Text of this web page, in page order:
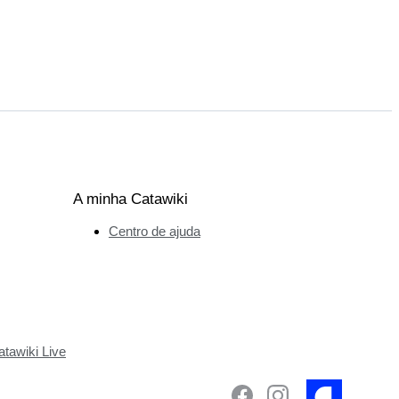
Live
A minha Catawiki
Centro de ajuda